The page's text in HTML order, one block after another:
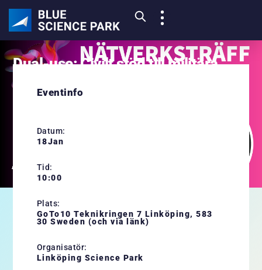
Dual-use: Civilt stöd till militära
Kan man som civil organisation hjälpa stridande militära
Många civila produkter, från krypterad komradio till drönare,
Eventinfo
Datum:
18Jan
Tid:
10:00
Plats:
GoTo10 Teknikringen 7 Linköping, 583
30 Sweden (och via länk)
Organisatör:
Linköping Science Park